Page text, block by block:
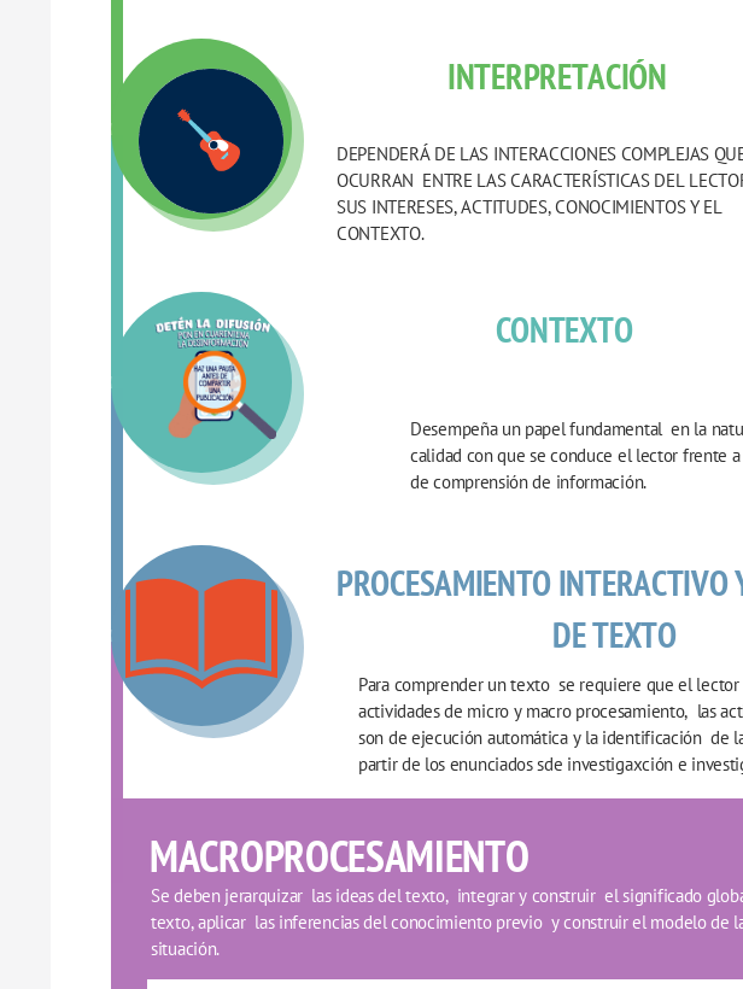
INTERPRETACIÓN
DEPENDERÁ DE LAS INTERACCIONES COMPLEJAS
OCURRAN  ENTRE LAS CARACTERÍSTICAS DEL
SUS INTERESES, ACTITUDES, CONOCIMIENTOS Y EL
CONTEXTO.
CONTEXTO
Desempeña un papel fundamental  en la
calidad con que se conduce el lector frente
de comprensión de información.
PROCESAMIENTO INTERACTIVO
DE TEXTO
Para comprender un texto  se requiere que el
actividades de micro y macro procesamiento,  las
son de ejecución automática y la identificación  de
partir de los enunciados sde investigaxción e
MACROPROCESAMIENTO
Se deben jerarquizar  las ideas del texto,  integrar y construir  el significado
texto, aplicar  las inferencias del conocimiento previo  y construir el modelo de
situación.